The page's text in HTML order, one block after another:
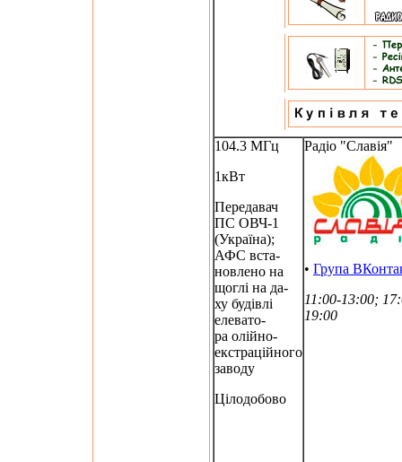
104.3 МГц
1кВт
Передавач
ПС ОВЧ-1
(Україна);
АФС вста-
новлено на
щоглі на да-
ху будівлі
елевато-
ра олійно-
екстраційного
заводу
Цілодобово
Радіо "Славія"
• Група
11:00-13:00;
19:00